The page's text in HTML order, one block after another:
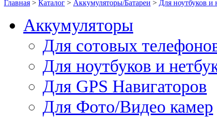
Главная > Каталог > Аккумуляторы/Батареи > Для ноутбуков и
Аккумуляторы
Для сотовых
Для ноутбуков и
Для GPS Навигаторов
Для Фото/Видео камер